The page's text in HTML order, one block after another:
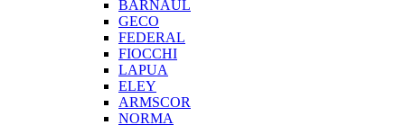
BARNAUL
GEСO
FEDERAL
FIOCCHI
LAPUA
ELEY
ARMSCOR
NORMA